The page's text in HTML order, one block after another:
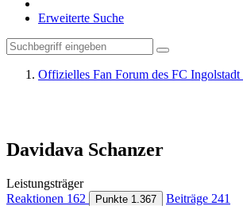
Erweiterte Suche
Offizielles Fan Forum des FC Ingolstadt
Davidava Schanzer
Leistungsträger
Reaktionen 162 Punkte 1.367 Beiträge 241